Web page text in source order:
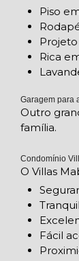
Piso
Rica
Garagem para
Outro
família.
Condomínio
O Villas
Fácil